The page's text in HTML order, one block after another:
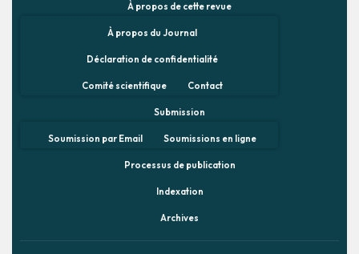
À propos de cette revue
À propos du Journal
Déclaration de confidentialité
Comité scientifique Contact
Submission
Soumission par Email Soumissions en ligne
Processus de publication
Indexation
Archives